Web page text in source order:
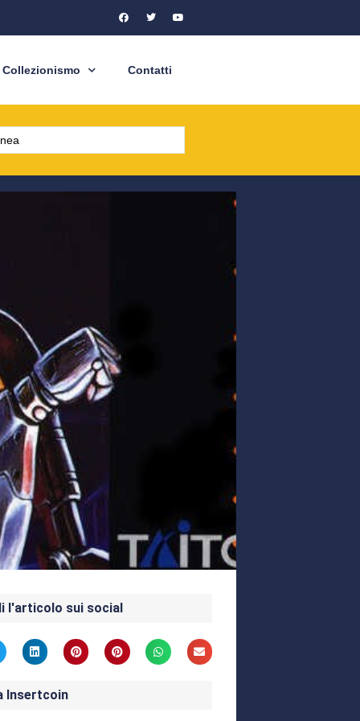
Collezionismo Contatti
l'articolo sui social
Insertcoin